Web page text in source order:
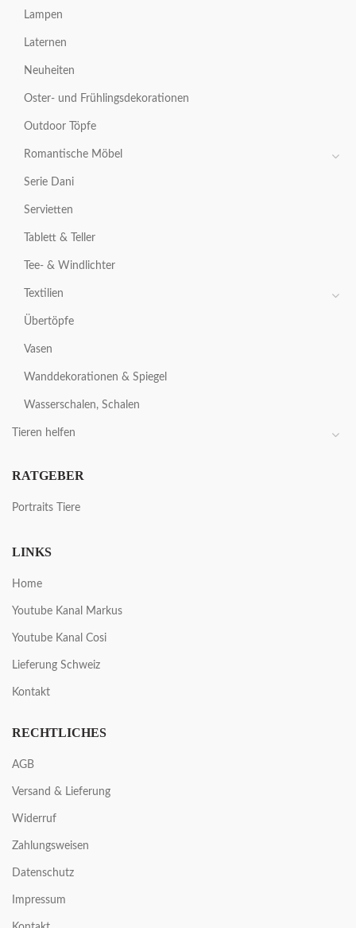
Lampen
Laternen
Neuheiten
Oster- und Frühlingsdekorationen
Outdoor Töpfe
Romantische Möbel
Serie Dani
Servietten
Tablett & Teller
Tee- & Windlichter
Textilien
Übertöpfe
Vasen
Wanddekorationen & Spiegel
Wasserschalen, Schalen
Tieren helfen
RATGEBER
Portraits Tiere
LINKS
Home
Youtube Kanal Markus
Youtube Kanal Cosi
Lieferung Schweiz
Kontakt
RECHTLICHES
AGB
Versand & Lieferung
Widerruf
Zahlungsweisen
Datenschutz
Impressum